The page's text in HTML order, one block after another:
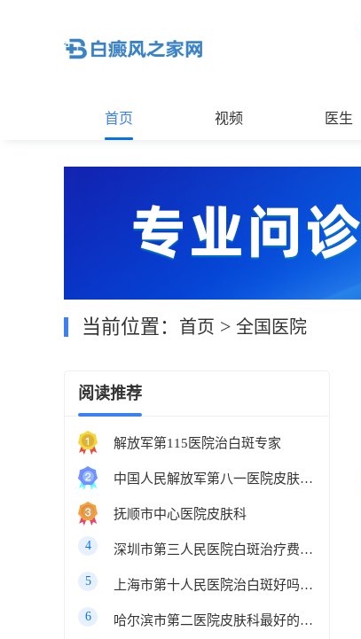
首页 视频 医生
当前位置： 首页 > 全国医院
阅读推荐
解放军第115医院治白斑专家
中国人民解放军第八一医院皮肤科最好的医生
抚顺市中心医院皮肤科
4 深圳市第三人民医院白斑治疗费用多少
5 上海市第十人民医院治白斑好吗知乎
6 哈尔滨市第二医院皮肤科最好的医生